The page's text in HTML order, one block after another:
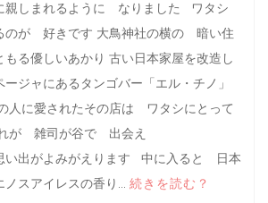
親しまれるように なりました ワタシ
が 好きです 大鳥神社の横の 暗い住
る優しいあかり 古い日本家屋を改造し
ジャにあるタンゴバー「エル・チノ」
人に愛されたその店は ワタシにとって
が 雑司が谷で 出会え
い出がよみがえります 中に入ると 日本
スアイレスの香り...続きを読む？